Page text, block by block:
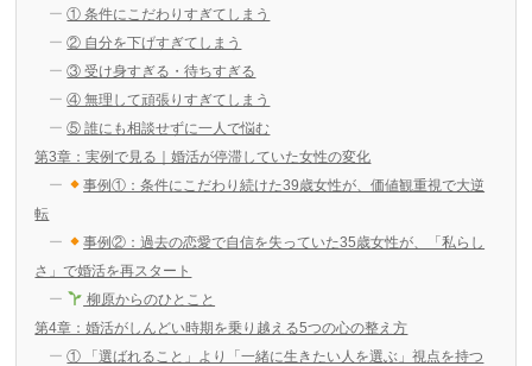
① 条件にこだわりすぎてしまう
② 自分を下げすぎてしまう
③ 受け身すぎる・待ちすぎる
④ 無理して頑張りすぎてしまう
⑤ 誰にも相談せずに一人で悩む
第3章：実例で見る｜婚活が停滞していた女性の変化
事例①：条件にこだわり続けた39歳女性が、価値観重視で大逆
転
事例②：過去の恋愛で自信を失っていた35歳女性が、「私らし
さ」で婚活を再スタート
柳原からのひとこと
第4章：婚活がしんどい時期を乗り越える5つの心の整え方
① 「選ばれること」より「一緒に生きたい人を選ぶ」視点を持つ